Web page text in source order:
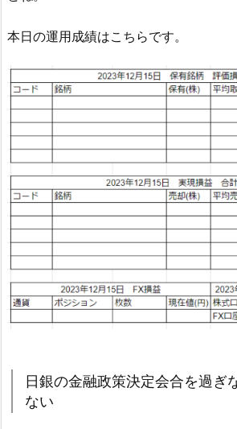
本日の運用成績はこちらです。
日銀の金融政策決定会合を過ぎ
ない